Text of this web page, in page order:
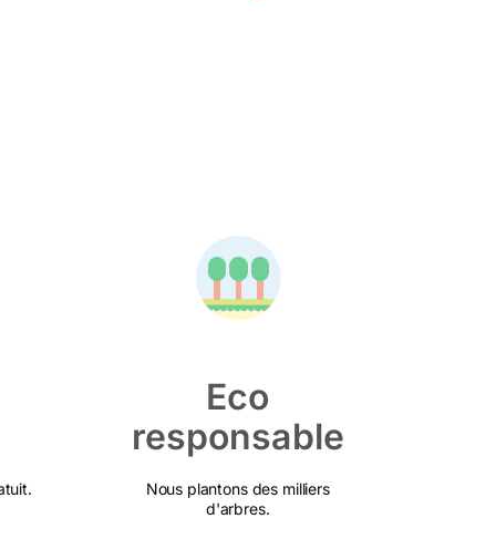
Eco
responsable
Nous plantons des milliers
d'arbres.